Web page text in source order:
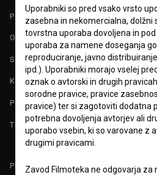
POGOJI UPORABE
O PROJEKTU
STATISTIKA
KONTAKT
POGOSTA VPRAŠANJA
TEST FUNKCIONALNOSTI
PRIJAVITE SE NA BSF NOVIČNIK:
Uporabniki so pred vsako vrsto
zasebna in nekomercialna, dolžni
tovrstna uporaba dovoljena in
uporaba za namene doseganja
reproduciranje, javno
ipd.). Uporabniki morajo vselej
oznak o avtorski in drugih
sorodne pravice, pravice
pravice) ter si zagotoviti dodatna
potrebna dovoljenja avtorjev ali
uporabo vsebin, ki so varovane z
drugimi pravicami.
Zavod Filmoteka ne odgovarja